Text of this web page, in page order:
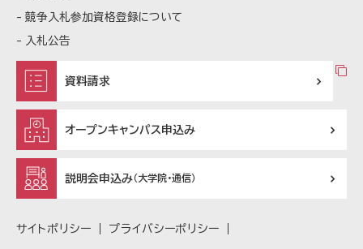
競争入札参加資格登録について
入札公告
資料請求
オープンキャンパス申込み
説明会申込み（大学院・通信）
サイトポリシー プライバシーポリシー